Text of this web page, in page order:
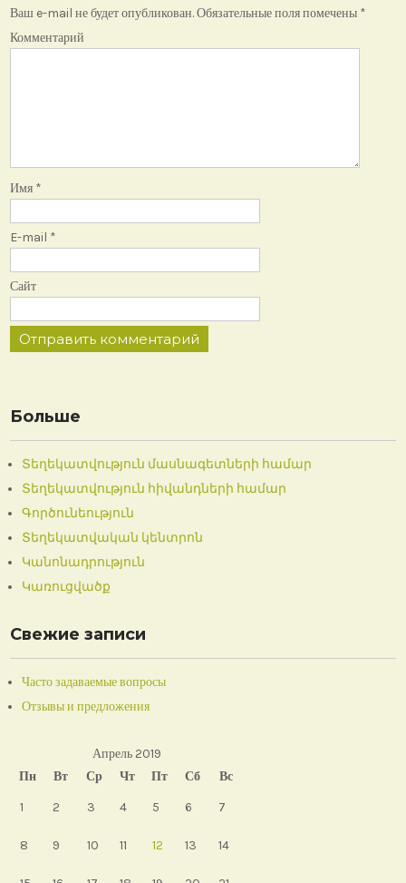
Ваш e-mail не будет опубликован.Обязательные поля помечены *
Комментарий
Имя *
E-mail *
Сайт
Больше
Տեղեկատվություն մասնագետների համար
Տեղեկատվություն հիվանդների համար
Գործունեություն
Տեղեկատվական կենտրոն
Կանոնադրություն
Կառուցվածք
Свежие записи
Часто задаваемые вопросы
Отзывы и предложения
Апрель 2019
Пн
Вт Ср Чт Пт Сб
Вс
1
2 3 4 5 6 7
8 9 10 11 12 13 14